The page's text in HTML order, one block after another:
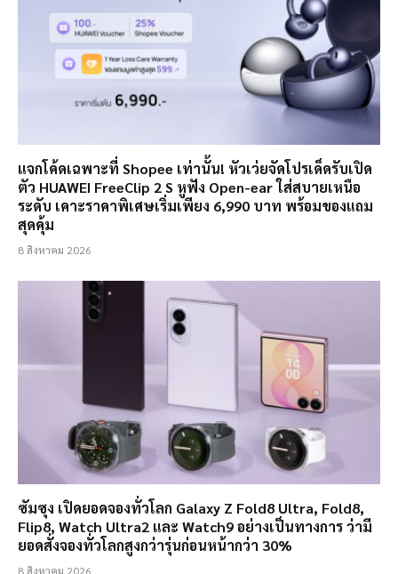
แจกโค้ดเฉพาะที่ Shopee เท่านั้น! หัวเว่ยจัดโปรเด็ดรับเปิด
ตัว HUAWEI FreeClip 2 S หูฟัง Open-ear ใส่สบายเหนือ
ระดับ เคาะราคาพิเศษเริ่มเพียง 6,990 บาท พร้อมของแถม
สุดคุ้ม
8 สิงหาคม 2026
ซัมซุง เปิดยอดจองทั่วโลก Galaxy Z Fold8 Ultra, Fold8,
Flip8, Watch Ultra2 และ Watch9 อย่างเป็นทางการ ว่ามี
ยอดสั่งจองทั่วโลกสูงกว่ารุ่นก่อนหน้ากว่า 30%
8 สิงหาคม 2026